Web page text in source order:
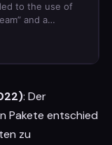
to the use of
and a
: Der
Pakete entschied
zu